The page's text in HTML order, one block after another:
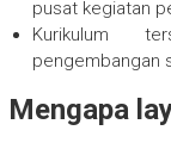
pusat kegiatan
Kurikulum
pengembangan
Mengapa